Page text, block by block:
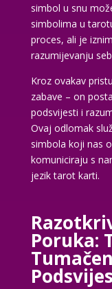
simbol u snu
simbolima u
proces, ali je
razumijevanju
Kroz ovakav
zabave – on
podsvijesti i
Ovaj odlomak
simbola koji nas
komuniciraju s
jezik tarot karti.
Poruka: